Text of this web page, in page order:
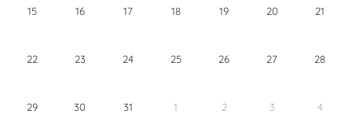
15 16 17 18 19 20 21
22 23 24 25 26 27 28
29 30 31 1 2 3 4